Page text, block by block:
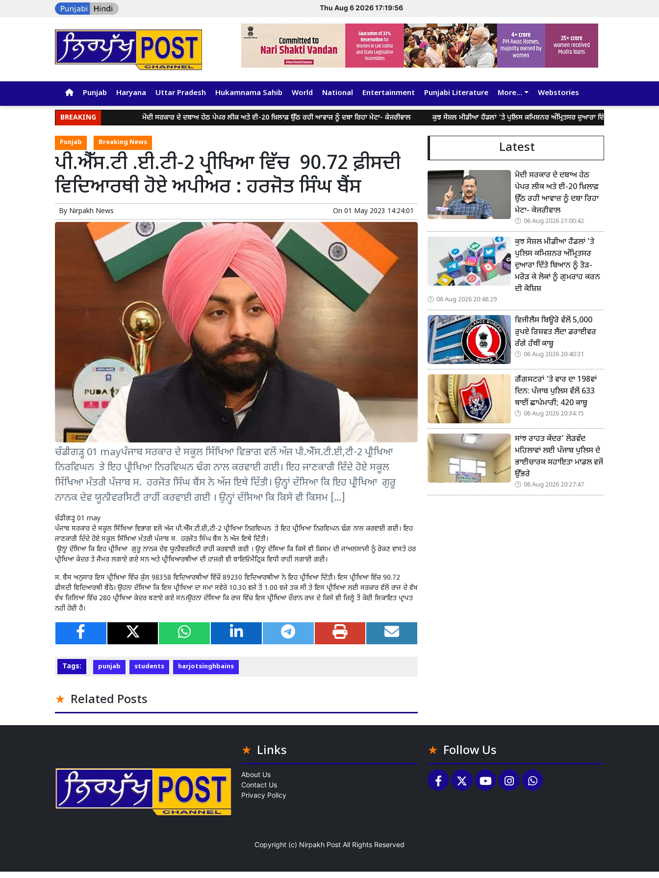
Thu Aug 6 2026 17:19:57
Punjab Haryana Uttar Pradesh Hukamnama Sahib World National Entertainment Punjabi Literature More... Webstories
BREAKING ਮੋਦੀ ਸਰਕਾਰ ਦੇ ਦਬਾਅ ਹੇਠ ਪੇਪਰ ਲੀਕ ਅਤੇ ਈ-20 ਖ਼ਿਲਾਫ਼ ਉੱਠ ਰਹੀ ਆਵਾਜ਼ ਨੂੰ ਦਬਾ ਰਿਹਾ ਮੇਟਾ- ਕੇਜਰੀਵਾਲ ਕੁਝ ਸੋਸ਼ਲ ਮੀਡੀਆ ਹੈਂਡਲਾਂ ’ਤੇ ਪੁਲਿਸ ਕਮਿਸ਼ਨਰ ਅੰਮ੍ਰਿਤਸਰ ਦੁਆਰਾ ਦਿੱਤੇ ਬਿਆਨ ਨੂੰ ਤੋੜ-ਮਰੋੜ ਕੇ
Punjab Breaking News
ਪੀ.ਐੱਸ.ਟੀ .ਈ.ਟੀ-2 ਪ੍ਰੀਖਿਆ ਵਿੱਚ 90.72 ਫ਼ੀਸਦੀ
ਵਿਦਿਆਰਥੀ ਹੋਏ ਅਪੀਅਰ : ਹਰਜੋਤ ਸਿੰਘ ਬੈਂਸ
By Nirpakh News On 01 May 2023 14:24:01
ਚੰਡੀਗੜ੍ਹ 01 mayਪੰਜਾਬ ਸਰਕਾਰ ਦੇ ਸਕੂਲ ਸਿੱਖਿਆ ਵਿਭਾਗ ਵਲੋਂ ਅੱਜ ਪੀ.ਐੱਸ.ਟੀ.ਈ,ਟੀ-2 ਪ੍ਰੀਖਿਆ
ਨਿਰਵਿਘਨ ਤੇ ਇਹ ਪ੍ਰੀਖਿਆ ਨਿਰਵਿਘਨ ਢੰਗ ਨਾਲ ਕਰਵਾਈ ਗਈ। ਇਹ ਜਾਣਕਾਰੀ ਦਿੰਦੇ ਹੋਏ ਸਕੂਲ
ਸਿੱਖਿਆ ਮੰਤਰੀ ਪੰਜਾਬ ਸ. ਹਰਜੋਤ ਸਿੰਘ ਬੈਂਸ ਨੇ ਅੱਜ ਇਥੇ ਦਿੱਤੀ। ਉਨ੍ਹਾਂ ਦੱਸਿਆ ਕਿ ਇਹ ਪ੍ਰੀਖਿਆ ਗੁਰੂ
ਨਾਨਕ ਦੇਵ ਯੂਨੀਵਰਸਿਟੀ ਰਾਹੀਂ ਕਰਵਾਈ ਗਈ । ਉਨ੍ਹਾਂ ਦੱਸਿਆ ਕਿ ਕਿਸੇ ਵੀ ਕਿਸਮ […]
ਚੰਡੀਗੜ੍ਹ 01 may
ਪੰਜਾਬ ਸਰਕਾਰ ਦੇ ਸਕੂਲ ਸਿੱਖਿਆ ਵਿਭਾਗ ਵਲੋਂ ਅੱਜ ਪੀ.ਐੱਸ.ਟੀ.ਈ,ਟੀ-2 ਪ੍ਰੀਖਿਆ ਨਿਰਵਿਘਨ ਤੇ ਇਹ ਪ੍ਰੀਖਿਆ ਨਿਰਵਿਘਨ ਢੰਗ ਨਾਲ ਕਰਵਾਈ ਗਈ। ਇਹ
ਜਾਣਕਾਰੀ ਦਿੰਦੇ ਹੋਏ ਸਕੂਲ ਸਿੱਖਿਆ ਮੰਤਰੀ ਪੰਜਾਬ ਸ. ਹਰਜੋਤ ਸਿੰਘ ਬੈਂਸ ਨੇ ਅੱਜ ਇਥੇ ਦਿੱਤੀ।
ਉਨ੍ਹਾਂ ਦੱਸਿਆ ਕਿ ਇਹ ਪ੍ਰੀਖਿਆ ਗੁਰੂ ਨਾਨਕ ਦੇਵ ਯੂਨੀਵਰਸਿਟੀ ਰਾਹੀਂ ਕਰਵਾਈ ਗਈ । ਉਨ੍ਹਾਂ ਦੱਸਿਆ ਕਿ ਕਿਸੇ ਵੀ ਕਿਸਮ ਦੀ ਜਾਅਲਸਾਜੀ ਨੂੰ ਰੋਕਣ ਵਾਸਤੇ ਹਰ
ਪ੍ਰੀਖਿਆ ਕੇਂਦਰ ਤੇ ਜੈਮਰ ਲਗਾਏ ਗਏ ਸਨ ਅਤੇ ਪ੍ਰੀਖਿਆਰਥੀਆਂ ਦੀ ਹਾਜ਼ਰੀ ਵੀ ਬਾਇਓਮੈਟ੍ਰਿਕ ਵਿਧੀ ਰਾਹੀਂ ਲਗਾਈ ਗਈ।
ਸ. ਬੈਂਸ ਅਨੁਸਾਰ ਇਸ ਪ੍ਰੀਖਿਆ ਵਿੱਚ ਕੁੱਲ 98358 ਵਿਦਿਆਰਥੀਆਂ ਵਿੱਚੋਂ 89230 ਵਿਦਿਆਰਥੀਆ ਨੇ ਇਹ ਪ੍ਰੀਖਿਆ ਦਿੱਤੀ। ਇਸ ਪ੍ਰੀਖਿਆ ਵਿੱਚ 90.72
ਫ਼ੀਸਦੀ ਵਿਦਿਆਰਥੀ ਬੈਠੇ। ਉਹਨਾਂ ਦੱਸਿਆ ਕਿ ਇਸ ਪ੍ਰੀਖਿਆ ਦਾ ਸਮਾਂ ਸਵੇਰੇ 10.30 ਵਜੇ ਤੋਂ 1.00 ਵਜੇ ਤਕ ਸੀ ਤੇ ਇਸ ਪ੍ਰੀਖਿਆ ਲਈ ਸਰਕਾਰ ਵੱਲੋਂ ਰਾਜ ਦੇ ਵੱਖ
ਵੱਖ ਜ਼ਿਲਿਆਂ ਵਿੱਚ 280 ਪ੍ਰੀਖਿਆ ਕੇਂਦਰ ਬਣਾਏ ਗਏ ਸਨ।ਉਹਨਾਂ ਦੱਸਿਆ ਕਿ ਰਾਜ ਵਿੱਚ ਇਸ ਪ੍ਰੀਖਿਆ ਦੌਰਾਨ ਰਾਜ ਦੇ ਕਿਸੇ ਵੀ ਜ਼ਿਲ੍ਹੇ ਤੋਂ ਕੋਈ ਸ਼ਿਕਾਇਤ ਪ੍ਰਾਪਤ
ਨਹੀਂ ਹੋਈ ਹੈ।
Tags: punjab students harjotsinghbains
Related Posts
Latest
ਮੋਦੀ ਸਰਕਾਰ ਦੇ ਦਬਾਅ ਹੇਠ
ਪੇਪਰ ਲੀਕ ਅਤੇ ਈ-20 ਖ਼ਿਲਾਫ਼
ਉੱਠ ਰਹੀ ਆਵਾਜ਼ ਨੂੰ ਦਬਾ ਰਿਹਾ
ਮੇਟਾ- ਕੇਜਰੀਵਾਲ
06 Aug 2026 21:00:42
ਕੁਝ ਸੋਸ਼ਲ ਮੀਡੀਆ ਹੈਂਡਲਾਂ ’ਤੇ
ਪੁਲਿਸ ਕਮਿਸ਼ਨਰ ਅੰਮ੍ਰਿਤਸਰ
ਦੁਆਰਾ ਦਿੱਤੇ ਬਿਆਨ ਨੂੰ ਤੋੜ-
ਮਰੋੜ ਕੇ ਲੋਕਾਂ ਨੂੰ ਗੁਮਰਾਹ ਕਰਨ
ਦੀ ਕੋਸ਼ਿਸ਼
06 Aug 2026 20:48:29
ਵਿਜੀਲੈਂਸ ਬਿਊਰੋ ਵੱਲੋਂ 5,000
ਰੁਪਏ ਰਿਸ਼ਵਤ ਲੈਂਦਾ ਡਰਾਈਵਰ
ਰੰਗੇ ਹੱਥੀਂ ਕਾਬੂ
06 Aug 2026 20:40:31
ਗੈਂਗਸਟਰਾਂ 'ਤੇ ਵਾਰ ਦਾ 198ਵਾਂ
ਦਿਨ: ਪੰਜਾਬ ਪੁਲਿਸ ਵੱਲੋਂ 633
ਥਾਈਂ ਛਾਪੇਮਾਰੀ; 420 ਕਾਬੂ
06 Aug 2026 20:34:15
ਸਾਂਝ ਰਾਹਤ ਕੇਂਦਰ’ ਲੋੜਵੰਦ
ਮਹਿਲਾਵਾਂ ਲਈ ਪੰਜਾਬ ਪੁਲਿਸ ਦੇ
ਭਾਈਚਾਰਕ ਸਹਾਇਤਾ ਮਾਡਲ ਵਜੋਂ
ਉੱਭਰੇ
06 Aug 2026 20:27:47
Links
About Us
Contact Us
Privacy Policy
Follow Us
Copyright (c) Nirpakh Post All Rights Reserved